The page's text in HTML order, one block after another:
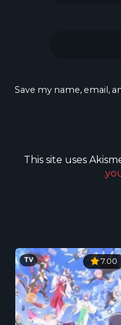
Save my name, email,
This site uses
7.00
TV